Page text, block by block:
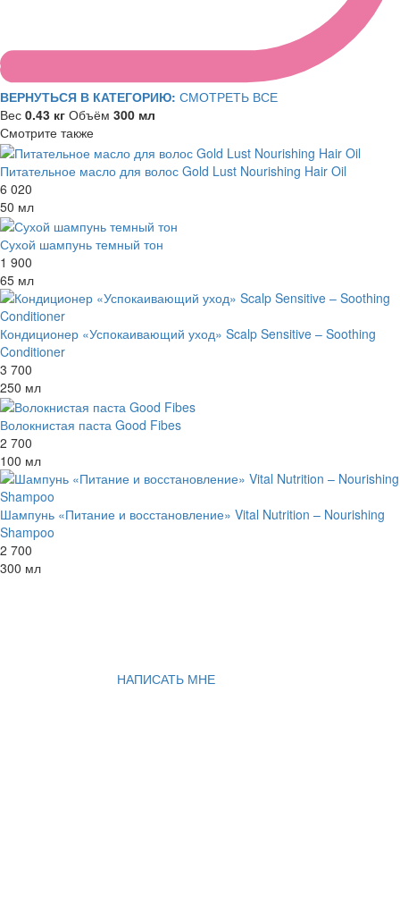
ВЕРНУТЬСЯ В КАТЕГОРИЮ: СМОТРЕТЬ ВСЕ
Вес 0.43 кг Объём 300 мл
Смотрите также
Питательное масло для волос Gold Lust Nourishing Hair Oil
6 020
50 мл
Сухой шампунь темный тон
1 900
65 мл
Кондиционер «Успокаивающий уход» Scalp Sensitive – Soothing
Conditioner
3 700
250 мл
Волокнистая паста Good Fibes
2 700
100 мл
Шампунь «Питание и восстановление» Vital Nutrition – Nourishing
Shampoo
2 700
300 мл
НАПИСАТЬ МНЕ